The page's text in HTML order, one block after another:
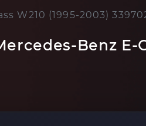
W210 (1995-2003)
Benz E-